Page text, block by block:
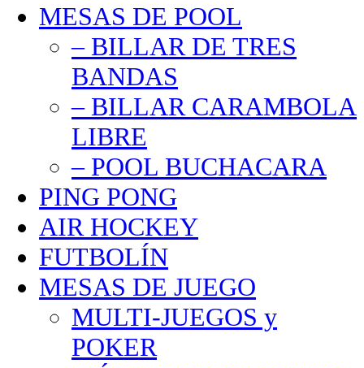
MESAS DE POOL
– BILLAR DE TRES
BANDAS
– BILLAR CARAMBOLA
LIBRE
– POOL BUCHACARA
PING PONG
AIR HOCKEY
FUTBOLÍN
MESAS DE JUEGO
MULTI-JUEGOS y
POKER